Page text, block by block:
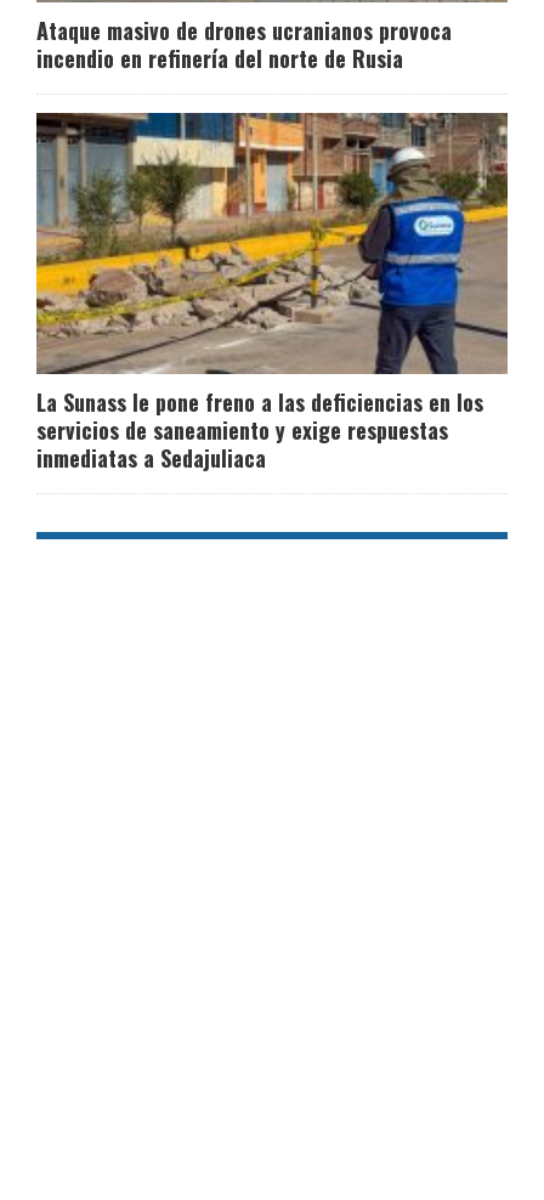
Ataque masivo de drones ucranianos provoca
incendio en refinería del norte de Rusia
La Sunass le pone freno a las deficiencias en los
servicios de saneamiento y exige respuestas
inmediatas a Sedajuliaca